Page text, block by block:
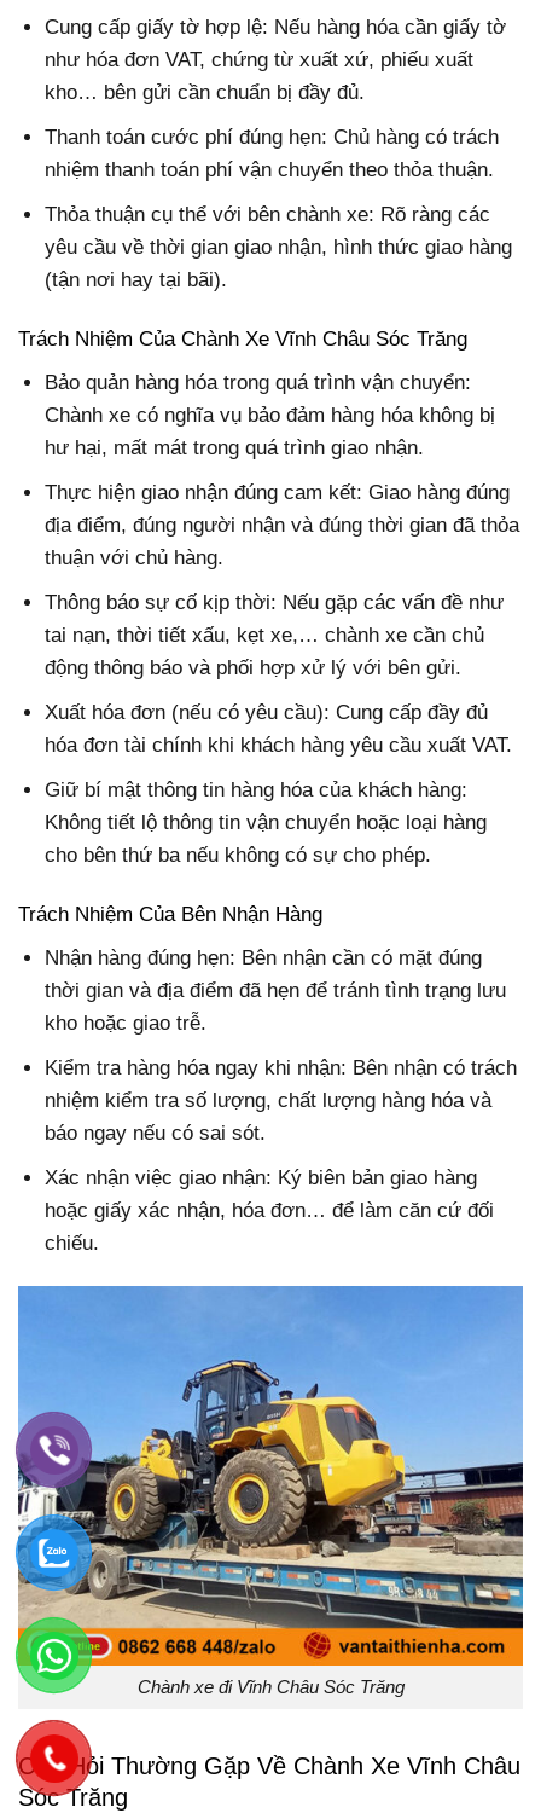
Cung cấp giấy tờ hợp lệ: Nếu hàng hóa cần giấy tờ
như hóa đơn VAT, chứng từ xuất xứ, phiếu xuất
kho… bên gửi cần chuẩn bị đầy đủ.
Thanh toán cước phí đúng hẹn: Chủ hàng có trách
nhiệm thanh toán phí vận chuyển theo thỏa thuận.
Thỏa thuận cụ thể với bên chành xe: Rõ ràng các
yêu cầu về thời gian giao nhận, hình thức giao hàng
(tận nơi hay tại bãi).
Trách Nhiệm Của Chành Xe Vĩnh Châu Sóc Trăng
Bảo quản hàng hóa trong quá trình vận chuyển:
Chành xe có nghĩa vụ bảo đảm hàng hóa không bị
hư hại, mất mát trong quá trình giao nhận.
Thực hiện giao nhận đúng cam kết: Giao hàng đúng
địa điểm, đúng người nhận và đúng thời gian đã thỏa
thuận với chủ hàng.
Thông báo sự cố kịp thời: Nếu gặp các vấn đề như
tai nạn, thời tiết xấu, kẹt xe,… chành xe cần chủ
động thông báo và phối hợp xử lý với bên gửi.
Xuất hóa đơn (nếu có yêu cầu): Cung cấp đầy đủ
hóa đơn tài chính khi khách hàng yêu cầu xuất VAT.
Giữ bí mật thông tin hàng hóa của khách hàng:
Không tiết lộ thông tin vận chuyển hoặc loại hàng
cho bên thứ ba nếu không có sự cho phép.
Trách Nhiệm Của Bên Nhận Hàng
Nhận hàng đúng hẹn: Bên nhận cần có mặt đúng
thời gian và địa điểm đã hẹn để tránh tình trạng lưu
kho hoặc giao trễ.
Kiểm tra hàng hóa ngay khi nhận: Bên nhận có trách
nhiệm kiểm tra số lượng, chất lượng hàng hóa và
báo ngay nếu có sai sót.
Xác nhận việc giao nhận: Ký biên bản giao hàng
hoặc giấy xác nhận, hóa đơn… để làm căn cứ đối
chiếu.
Chành xe đi Vĩnh Châu Sóc Trăng
Câu Hỏi Thường Gặp Về Chành Xe Vĩnh Châu
Sóc Trăng